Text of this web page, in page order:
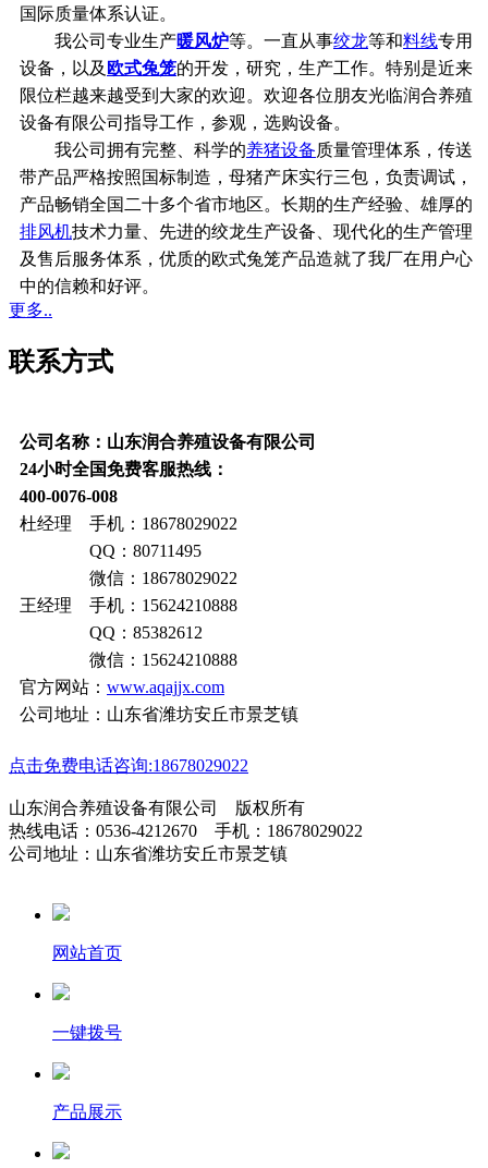
国际质量体系认证。
我公司专业生产暖风炉等。一直从事绞龙等和料线专用
设备，以及 欧式兔笼的开发，研究，生产工作。特别是近来
限位栏越来越受到大家的欢迎。欢迎各位朋友光临润合养殖
设备有限公司指导工作，参观，选购设备。
我公司拥有完整、科学的养猪设备质量管理体系，传送
带产品严格按照国标制造，母猪产床实行三包，负责调试，
产品畅销全国二十多个省市地区。长期的生产经验、雄厚的
排风机技术力量、先进的绞龙生产设备、现代化的生产管理
及售后服务体系，优质的欧式兔笼产品造就了我厂在用户心
中的信赖和好评。
更多..
联系方式
公司名称：山东润合养殖设备有限公司
24小时全国免费客服热线：
400-0076-008
杜经理 手机：18678029022
QQ：80711495
微信：18678029022
王经理 手机：15624210888
QQ：85382612
微信：15624210888
官方网站： www.aqajjx.com
公司地址：山东省潍坊安丘市景芝镇
点击免费电话咨询:18678029022
山东润合养殖设备有限公司 版权所有
热线电话：0536-4212670 手机：18678029022
公司地址：山东省潍坊安丘市景芝镇
网站首页
一键拨号
产品展示